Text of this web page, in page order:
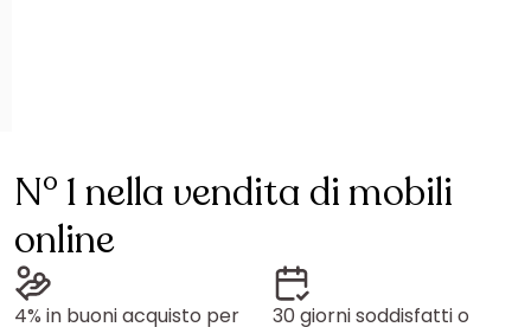
N° 1 nella vendita di mobili
online
4% in buoni acquisto per
30 giorni soddisfatti o